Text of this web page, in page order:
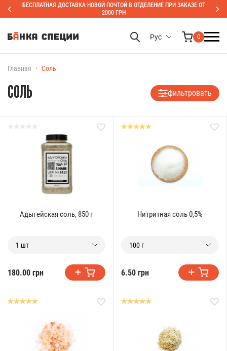
БЕСПЛАТНАЯ ДОСТАВКА НОВОЙ ПОЧТОЙ В ОТДЕЛЕНИЕ ПРИ ЗАКАЗЕ ОТ
2000 ГРН
Рус 0
Главная Соль
СОЛЬ фильтровать
Адыгейская соль, 850 г
1 шт
180.00 грн
Нитритная соль 0,5%
100 г
6.50 грн